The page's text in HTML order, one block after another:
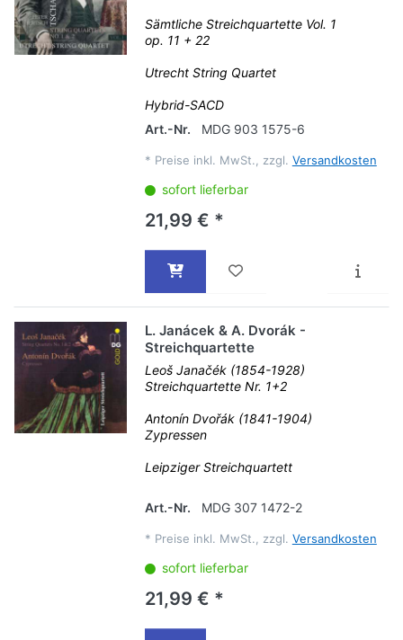
Sämtliche Streichquartette Vol. 1
op. 11 + 22
Utrecht String Quartet
Hybrid-SACD
Art.-Nr.
MDG 903 1575-6
* Preise inkl. MwSt., zzgl. Versandkosten
sofort lieferbar
21,99 € *
L. Janácek & A. Dvorák -
Streichquartette
Leoš Janačék (1854-1928)
Streichquartette Nr. 1+2
Antonín Dvořák (1841-1904)
Zypressen
Leipziger Streichquartett
Art.-Nr. MDG 307 1472-2
* Preise inkl. MwSt., zzgl. Versandkosten
sofort lieferbar
21,99 € *